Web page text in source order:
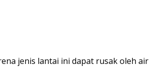
jenis lantai ini dapat rusak oleh air